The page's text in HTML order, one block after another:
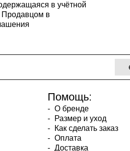
в учётной
Продавцом в
Помощь:
О бренде
Размер и уход
Как сделать заказ
Оплата
Доставка